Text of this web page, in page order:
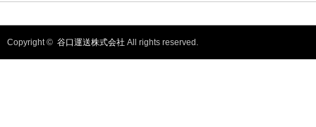
Copyright © 谷口運送株式会社 All rights reserved.